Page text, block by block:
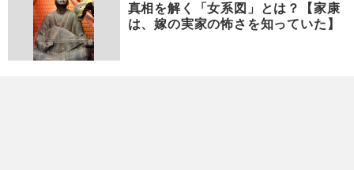
真相を解く「女系図」とは？【家康
は、嫁の実家の怖さを知っていた】